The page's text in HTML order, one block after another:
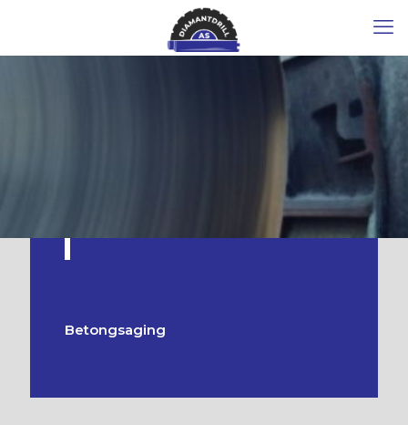
Betongsaging